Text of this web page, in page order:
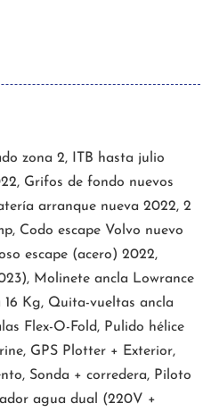
zona 2, ITB hasta julio
Grifos de fondo nuevos
arranque nueva 2022, 2
Codo escape Volvo nuevo
escape (acero) 2022,
Molinete ancla Lowrance
16 Kg, Quita-vueltas ancla
Flex-O-Fold, Pulido hélice
GPS Plotter + Exterior,
Sonda + corredera, Piloto
agua dual (220V +